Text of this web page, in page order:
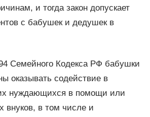
и тогда закон допускает
с бабушек и дедушек в
Семейного Кодекса РФ бабушки
оказывать содействие в
нуждающихся в помощи или
внуков, в том числе и